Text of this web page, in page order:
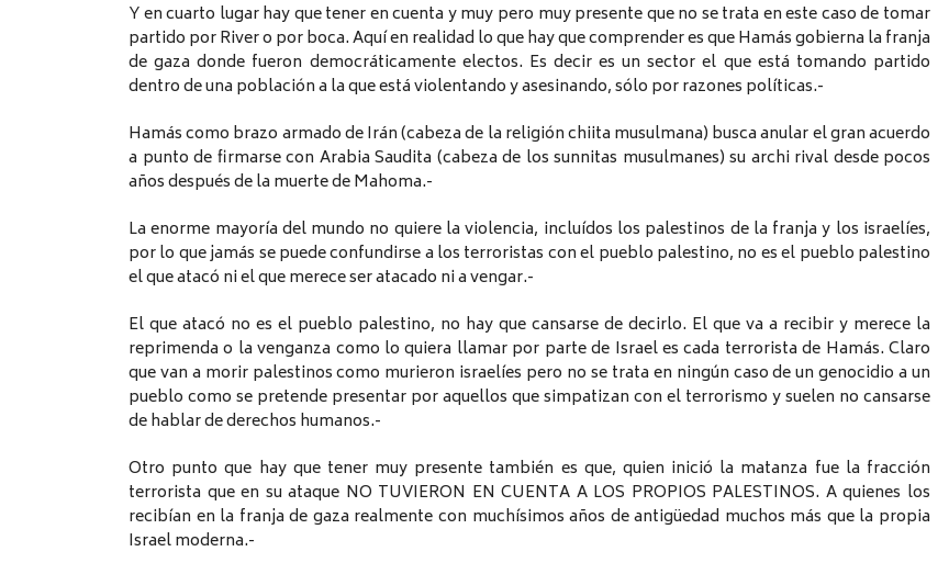
Y en cuarto lugar hay que tener en cuenta y muy pero muy presente que no se trata en este caso de tomar
partido por River o por boca. Aquí en realidad lo que hay que comprender es que Hamás gobierna la franja
de gaza donde fueron democráticamente electos. Es decir es un sector el que está tomando partido
dentro de una población a la que está violentando y asesinando, sólo por razones políticas.-
Hamás como brazo armado de Irán (cabeza de la religión chiita musulmana) busca anular el gran acuerdo
a punto de firmarse con Arabia Saudita (cabeza de los sunnitas musulmanes) su archi rival desde pocos
años después de la muerte de Mahoma.-
La enorme mayoría del mundo no quiere la violencia, incluídos los palestinos de la franja y los israelíes,
por lo que jamás se puede confundirse a los terroristas con el pueblo palestino, no es el pueblo palestino
el que atacó ni el que merece ser atacado ni a vengar.-
El que atacó no es el pueblo palestino, no hay que cansarse de decirlo. El que va a recibir y merece la
reprimenda o la venganza como lo quiera llamar por parte de Israel es cada terrorista de Hamás. Claro
que van a morir palestinos como murieron israelíes pero no se trata en ningún caso de un genocidio a un
pueblo como se pretende presentar por aquellos que simpatizan con el terrorismo y suelen no cansarse
de hablar de derechos humanos.-
Otro punto que hay que tener muy presente también es que, quien inició la matanza fue la fracción
terrorista que en su ataque NO TUVIERON EN CUENTA A LOS PROPIOS PALESTINOS. A quienes los
recibían en la franja de gaza realmente con muchísimos años de antigüedad muchos más que la propia
Israel moderna.-